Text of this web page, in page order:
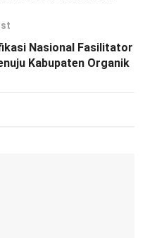
Nasional Fasilitator
Kabupaten Organik